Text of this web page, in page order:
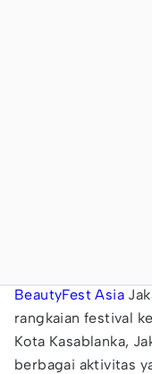
BeautyFest Asia
rangkaian festival
Kota Kasablanka,
berbagai aktivitas